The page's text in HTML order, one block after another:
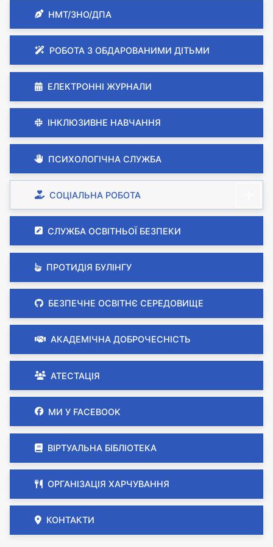
НМТ/ЗНО/ДПА
РОБОТА З ОБДАРОВАНИМИ ДІТЬМИ
ЕЛЕКТРОННІ ЖУРНАЛИ
ІНКЛЮЗИВНЕ НАВЧАННЯ
ПСИХОЛОГІЧНА СЛУЖБА
СОЦІАЛЬНА РОБОТА
СЛУЖБА ОСВІТНЬОЇ БЕЗПЕКИ
ПРОТИДІЯ БУЛІНГУ
БЕЗПЕЧНЕ ОСВІТНЄ СЕРЕДОВИЩЕ
АКАДЕМІЧНА ДОБРОЧЕСНІСТЬ
АТЕСТАЦІЯ
МИ У FACEBOOK
ВІРТУАЛЬНА БІБЛІОТЕКА
ОРГАНІЗАЦІЯ ХАРЧУВАННЯ
КОНТАКТИ